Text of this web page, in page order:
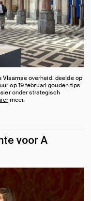
overheid, deelde op
op 19 februari gouden tips
onder strategisch
meer.
voor A